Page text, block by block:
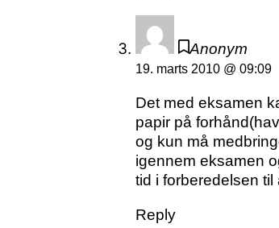
Anonym
19. marts 2010 @ 09:09
Det med eksamen
papir på
og kun må
igennem eksamen
tid i forberedelsen
Reply